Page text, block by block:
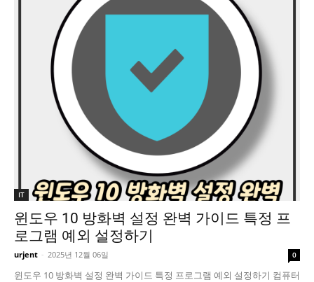
IT
윈도우 10 방화벽 설정 완벽 가이드 특정 프
로그램 예외 설정하기
urjent - 2025년 12월 06일 0
윈도우 10 방화벽 설정 완벽 가이드 특정 프로그램 예외 설정하기 컴퓨터